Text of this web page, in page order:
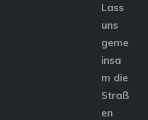
Lass
uns
geme
insa
m die
Straß
en